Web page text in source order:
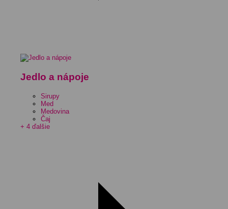
Jedlo a nápoje
Sirupy
Med
Medovina
Čaj
+ 4 ďalšie